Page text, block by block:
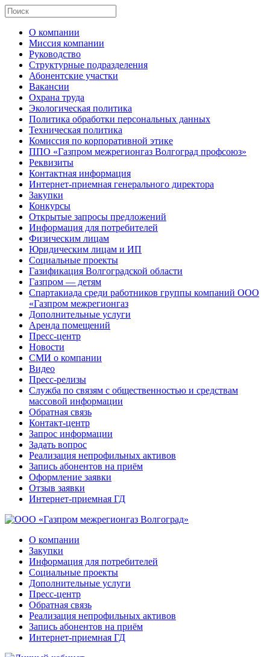
О компании
Миссия компании
Руководство
Структурные подразделения
Абонентские участки
Вакансии
Охрана труда
Экологическая политика
Политика обработки персональных данных
Техническая политика
Комиссия по корпоративной этике
ППО «Газпром межрегионгаз Волгоград профсоюз»
Реквизиты
Контактная информация
Интернет-приемная генерального директора
Закупки
Конкурсы
Открытые запросы предложений
Информация для потребителей
Физическим лицам
Юридическим лицам и ИП
Социальные проекты
Газификация Волгоградской области
Газпром — детям
Спартакиада среди работников группы компаний ООО
«Газпром межрегионгаз
Дополнительные услуги
Аренда помещений
Пресс-центр
Новости
СМИ о компании
Видео
Пресс-релизы
Служба по связям с общественностью и средствам
массовой информации
Обратная связь
Контакт-центр
Запрос информации
Задать вопрос
Реализация непрофильных активов
Запись абонентов на приём
Оформление заявки
Отзыв заявки
Интернет-приемная ГД
О компании
Закупки
Информация для потребителей
Социальные проекты
Дополнительные услуги
Пресс-центр
Обратная связь
Реализация непрофильных активов
Запись абонентов на приём
Интернет-приемная ГД